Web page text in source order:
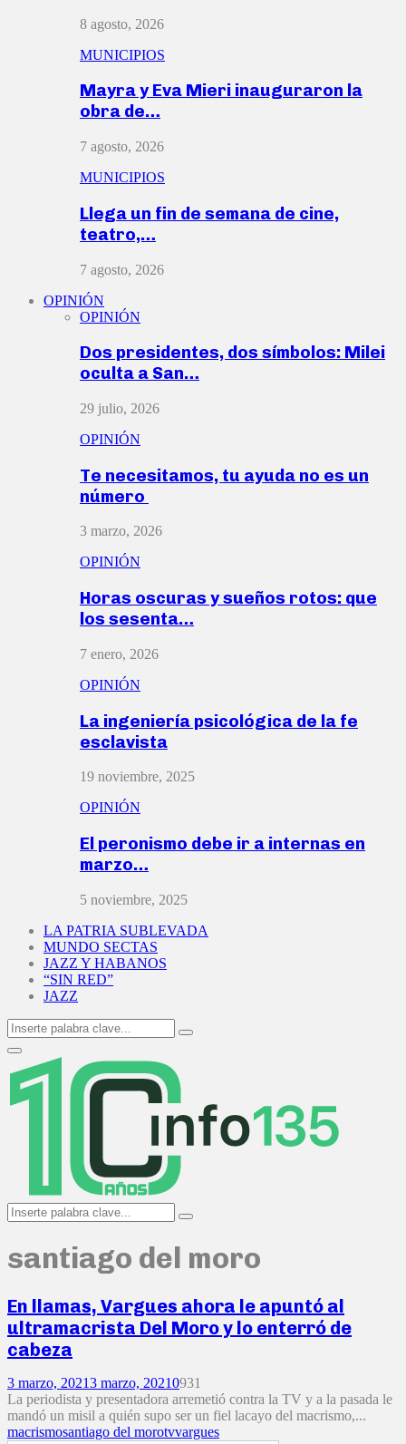
8 agosto, 2026
MUNICIPIOS
Mayra y Eva Mieri inauguraron la
obra de…
7 agosto, 2026
MUNICIPIOS
Llega un fin de semana de cine,
teatro,…
7 agosto, 2026
OPINIÓN
OPINIÓN
Dos presidentes, dos símbolos: Milei
oculta a San…
29 julio, 2026
OPINIÓN
Te necesitamos, tu ayuda no es un
número
3 marzo, 2026
OPINIÓN
Horas oscuras y sueños rotos: que
los sesenta…
7 enero, 2026
OPINIÓN
La ingeniería psicológica de la fe
esclavista
19 noviembre, 2025
OPINIÓN
El peronismo debe ir a internas en
marzo…
5 noviembre, 2025
LA PATRIA SUBLEVADA
MUNDO SECTAS
JAZZ Y HABANOS
“SIN RED”
JAZZ
Search
for:
Search
Primary
Menu
Search
for:
Search
santiago del moro
En llamas, Vargues ahora le apuntó al
ultramacrista Del Moro y lo enterró de
cabeza
3 marzo, 20213 marzo, 20210931
La periodista y presentadora arremetió contra la TV y a la pasada le
mandó un misil a quién supo ser un fiel lacayo del macrismo,...
macrismosantiago del morotvvargues